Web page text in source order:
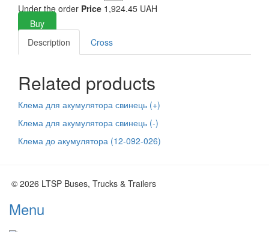
Under the order Price 1,924.45 UAH
Buy
Description
Cross
Related products
Клема для акумулятора свинець (+)
Клема для акумулятора свинець (-)
Клема до акумулятора (12-092-026)
© 2026 LTSP Buses, Trucks & Trailers
Menu